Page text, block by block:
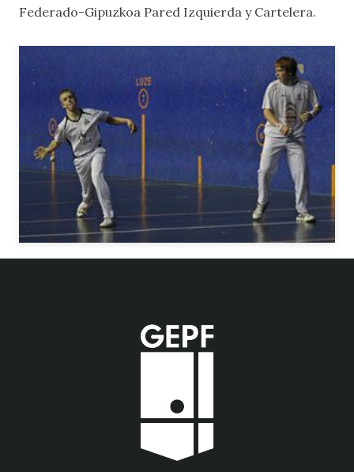
Federado-Gipuzkoa Pared Izquierda y Cartelera.